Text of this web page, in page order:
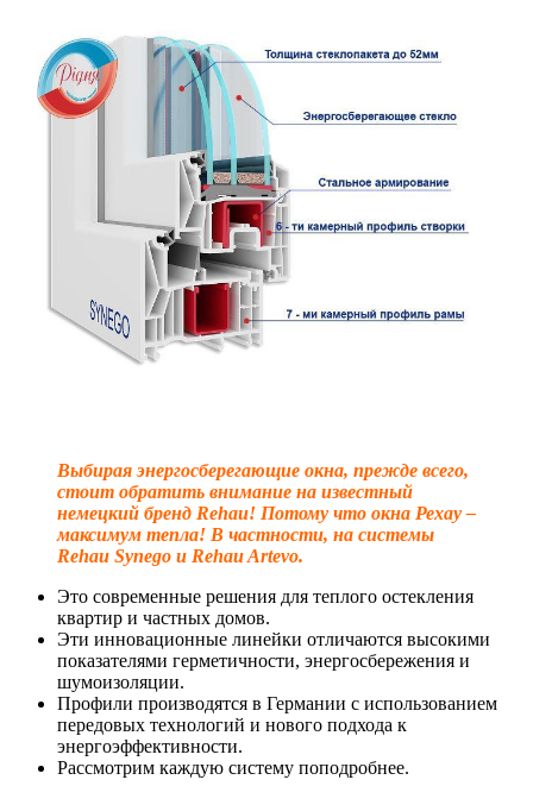
Выбирая энергосберегающие окна, прежде всего,
стоит обратить внимание на известный
немецкий бренд Rehau! Потому что окна Рехау –
максимум тепла! В частности, на системы
Rehau Synego и Rehau Artevo.
Это современные решения для теплого остекления
квартир и частных домов.
Эти инновационные линейки отличаются высокими
показателями герметичности, энергосбережения и
шумоизоляции.
Профили производятся в Германии с использованием
передовых технологий и нового подхода к
энергоэффективности.
Рассмотрим каждую систему поподробнее.